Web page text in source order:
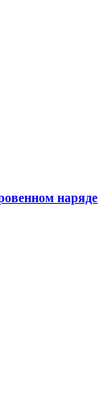
наряде